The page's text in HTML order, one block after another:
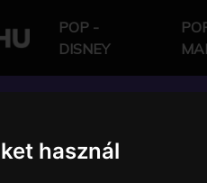
használ
POP -
DISNEY
BOX HU